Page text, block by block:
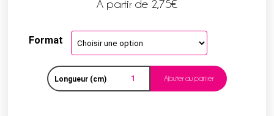
A partir de 2,75€
Format
Longueur (cm) Ajouter au panier